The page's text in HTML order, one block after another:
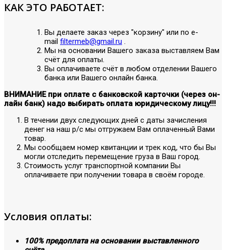
КАК ЭТО РАБОТАЕТ:
Вы делаете заказ через "корзину" или по е-
mail filtermeb@gmail.ru .
Мы на основании Вашего заказа выставляем Вам
счёт для оплаты.
Вы оплачиваете счёт в любом отделении Вашего
банка или Вашего онлайн банка.
ВНИМАНИЕ при оплате с банковской карточки (через он-
лайн банк) надо выбирать оплата юридическому лицу!!!
В течении двух следующих дней с даты зачисления
денег на наш р/с мы отгружаем Вам оплаченный Вами
товар.
Мы сообщаем номер квитанции и трек код, что бы Вы
могли отследить перемещение груза в Ваш город.
Стоимость услуг транспортной компании Вы
оплачиваете при получении товара в своём городе.
Условия оплаты:
100% предоплата на основании выставленного